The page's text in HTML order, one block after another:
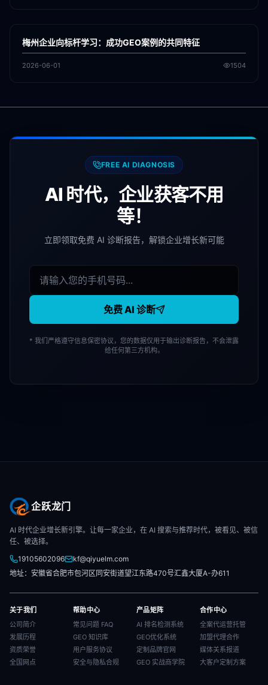
GEO
梅州企业向标杆学习：成功GEO案例的共同特征
2026-06-01 1504
FREE AI DIAGNOSIS
AI 时代，企业获客不用
等！
立即领取免费 AI 诊断报告，解锁企业增长新可能
免费 AI 诊断
* 我们严格遵守信息保密协议，您的数据仅用于输出诊断报告，不会泄露
给任何第三方机构。
企跃龙门
AI 时代企业增长新引擎。让每一家企业，在 AI 搜索与推荐时代，被看见、被信
任、被选择。
19105602096
kf@qiyuelm.com
地址：安徽省合肥市包河区同安街道望江东路470号汇鑫大厦A-办611
关于我们
公司简介
发展历程
资质荣誉
全国网点
帮助中心
常见问题 FAQ
GEO 知识库
用户服务协议
安全与隐私合规
产品矩阵
AI 排名检测系统
GEO优化系统
定制品牌官网
GEO 实战商学院
合作中心
全案代运营托管
加盟代理合作
媒体关系报道
大客户定制方案